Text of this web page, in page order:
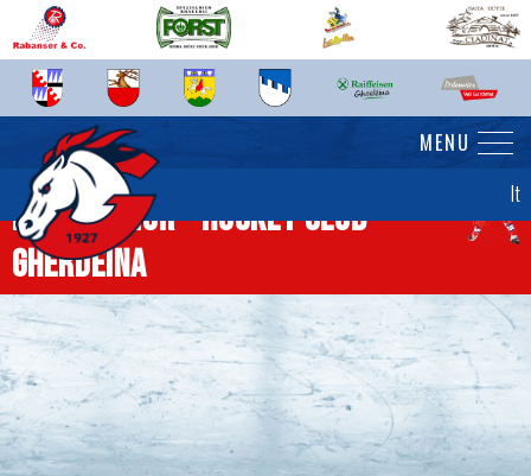
It
MENU
News senior - Hockey Club
Gherdëina